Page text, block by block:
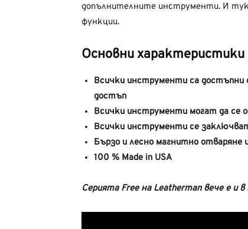
допълнителните инструменти. И
функции.
Основни характеристики
Всички инструменти са
достъп
Всички инструменти могат да се
Всички инструменти се
Бързо и лесно магнитно отваряне
100 % Made in USA
Серията Free на Leatherman вече е и